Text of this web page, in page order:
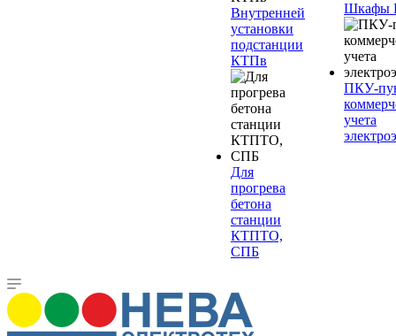
Внутренней
установки
подстанции
КТПв
Для
прогрева
бетона
станции
КТПТО,
СПБ
Шкафы
ПКУ-
учета